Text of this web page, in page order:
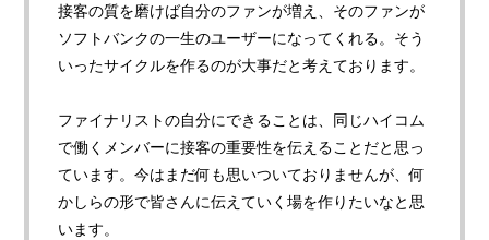
接客の質を磨けば自分のファンが増え、そのファンが
ソフトバンクの一生のユーザーになってくれる。そう
いったサイクルを作るのが大事だと考えております。
ファイナリストの自分にできることは、同じハイコム
で働くメンバーに接客の重要性を伝えることだと思っ
ています。今はまだ何も思いついておりませんが、何
かしらの形で皆さんに伝えていく場を作りたいなと思
います。